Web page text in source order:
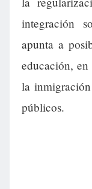
integración
apunta a
educación,
la
públicos.